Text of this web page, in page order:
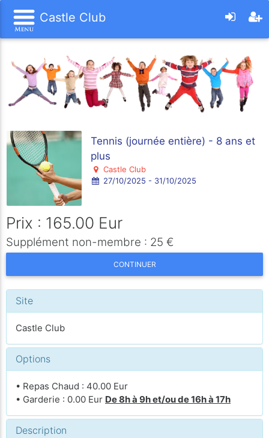
Castle Club
Tennis (journée entière) - 8 ans et
plus
Castle Club
27/10/2025 - 31/10/2025
Prix : 165.00 Eur
Supplément non-membre : 25 €
CONTINUER
Site
Castle Club
Options
• Repas Chaud : 40.00 Eur
• Garderie : 0.00 Eur De 8h à 9h et/ou de 16h à 17h
Description